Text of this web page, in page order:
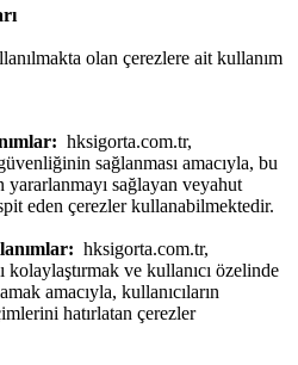
olan çerezlere ait kullanım
hksigorta.com.tr,
sağlanması amacıyla, bu
sağlayan veyahut
eden çerezler kullanabilmektedir.
hksigorta.com.tr,
kolaylaştırmak ve kullanıcı özelinde
amacıyla, kullanıcıların
hatırlatan çerezler